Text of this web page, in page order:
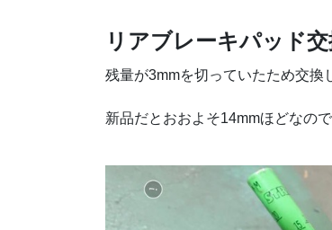
リアブレーキパッド
残量が3mmを切っていたため交換
新品だとおおよそ14mmほどなの